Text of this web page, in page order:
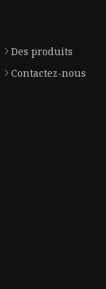
Des produits
Contactez-nous